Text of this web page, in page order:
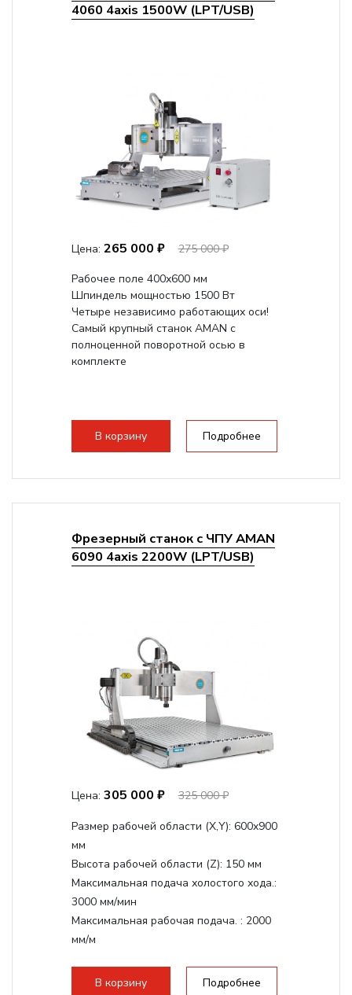
4060 4axis 1500W (LPT/USB)
Цена: 265 000 ₽
275 000 ₽
Рабочее поле 400х600 мм
Шпиндель мощностью 1500 Вт
Четыре независимо работающих оси!
Самый крупный станок AMAN с
полноценной поворотной осью в
комплекте
В корзину Подробнее
Фрезерный станок с ЧПУ AMAN
6090 4axis 2200W (LPT/USB)
Цена: 305 000 ₽ 325 000 ₽
Размер рабочей области (Х,Y): 600x900
мм
Высота рабочей области (Z): 150 мм
Максимальная подача холостого хода.:
3000 мм/мин
Максимальная рабочая подача. : 2000
мм/м
стандартно:Т-слот
В корзину Подробнее